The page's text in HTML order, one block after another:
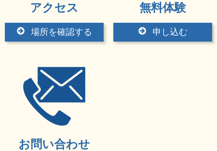
アクセス
場所を確認する
無料体験
申し込む
お問い合わせ